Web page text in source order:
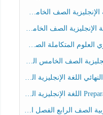
الصف الخامس الفصل الثالث
الصف الخامس عام الفصل الثالث
الصف الرابع الفصل الثالث
الرابع الفصل الثالث